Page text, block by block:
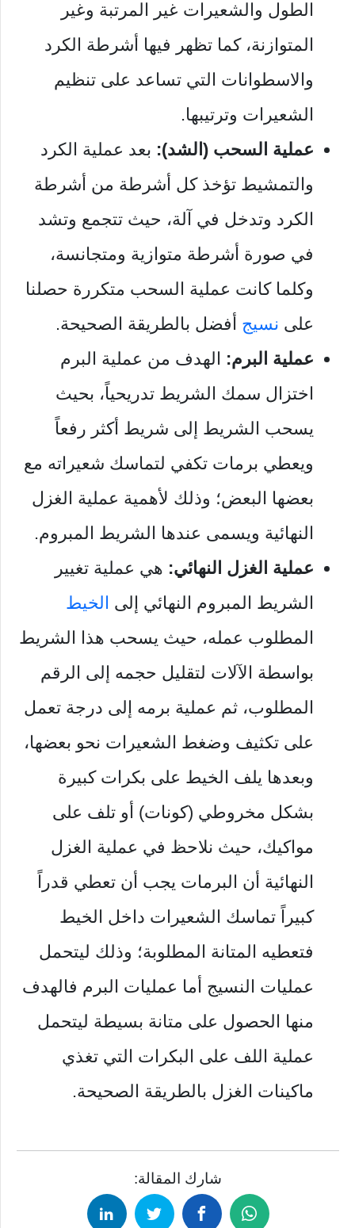
الطول والشعيرات غير المرتبة وغير
المتوازنة، كما تظهر فيها أشرطة الكرد
والاسطوانات التي تساعد على تنظيم
الشعيرات وترتيبها.
عملية السحب (الشد): بعد عملية الكرد
والتمشيط تؤخذ كل أشرطة من أشرطة
الكرد وتدخل في آلة، حيث تتجمع وتشد
في صورة أشرطة متوازية ومتجانسة،
وكلما كانت عملية السحب متكررة حصلنا
على نسيج أفضل بالطريقة الصحيحة.
عملية البرم: الهدف من عملية البرم
اختزال سمك الشريط تدريحياً، بحيث
يسحب الشريط إلى شريط أكثر رفعاً
ويعطي برمات تكفي لتماسك شعيراته مع
بعضها البعض؛ وذلك لأهمية عملية الغزل
النهائية ويسمى عندها الشريط المبروم.
عملية الغزل النهائي: هي عملية تغيير
الشريط المبروم النهائي إلى الخيط
المطلوب عمله، حيث يسحب هذا الشريط
بواسطة الآلات لتقليل حجمه إلى الرقم
المطلوب، ثم عملية برمه إلى درجة تعمل
على تكثيف وضغط الشعيرات نحو بعضها،
وبعدها يلف الخيط على بكرات كبيرة
بشكل مخروطي (كونات) أو تلف على
مواكيك، حيث نلاحظ في عملية الغزل
النهائية أن البرمات يجب أن تعطي قدراً
كبيراً تماسك الشعيرات داخل الخيط
فتعطيه المتانة المطلوبة؛ وذلك ليتحمل
عمليات النسيج أما عمليات البرم فالهدف
منها الحصول على متانة بسيطة ليتحمل
عملية اللف على البكرات التي تغذي
ماكينات الغزل بالطريقة الصحيحة.
شارك المقالة: